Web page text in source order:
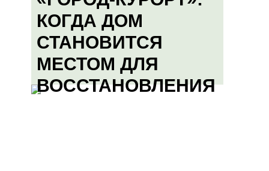
КОГДА ДОМ
СТАНОВИТСЯ
МЕСТОМ ДЛЯ
ВОССТАНОВЛЕНИЯ